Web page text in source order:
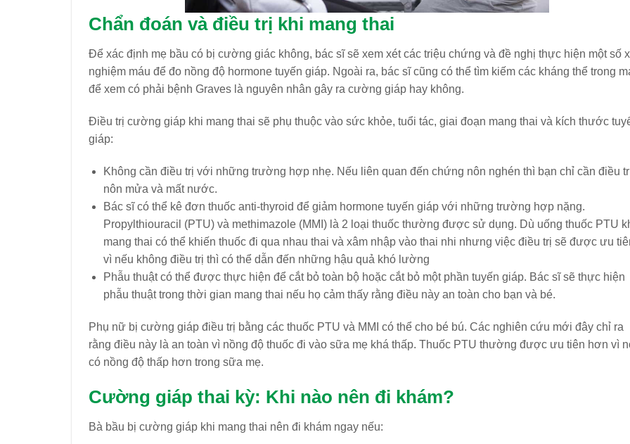
Chẩn đoán và điều trị khi mang thai
Để xác định mẹ bầu có bị cường giác không, bác sĩ sẽ xem xét các triệu chứng và đề nghị thực hiện một số
nghiệm máu để đo nồng độ hormone tuyến giáp. Ngoài ra, bác sĩ cũng có thể tìm kiếm các kháng thể trong
để xem có phải bệnh Graves là nguyên nhân gây ra cường giáp hay không.
Điều trị cường giáp khi mang thai sẽ phụ thuộc vào sức khỏe, tuổi tác, giai đoạn mang thai và kích thước
giáp:
Không cần điều trị với những trường hợp nhẹ. Nếu liên quan đến chứng nôn nghén thì bạn chỉ cần điều
nôn mửa và mất nước.
Bác sĩ có thể kê đơn thuốc anti-thyroid để giảm hormone tuyến giáp với những trường hợp nặng.
Propylthiouracil (PTU) và methimazole (MMI) là 2 loại thuốc thường được sử dụng. Dù uống thuốc PTU
mang thai có thể khiến thuốc đi qua nhau thai và xâm nhập vào thai nhi nhưng việc điều trị sẽ được ưu
vì nếu không điều trị thì có thể dẫn đến những hậu quả khó lường
Phẫu thuật có thể được thực hiện để cắt bỏ toàn bộ hoặc cắt bỏ một phần tuyến giáp. Bác sĩ sẽ thực hiện
phẫu thuật trong thời gian mang thai nếu họ cảm thấy rằng điều này an toàn cho bạn và bé.
Phụ nữ bị cường giáp điều trị bằng các thuốc PTU và MMI có thể cho bé bú. Các nghiên cứu mới đây chỉ ra
rằng điều này là an toàn vì nồng độ thuốc đi vào sữa mẹ khá thấp. Thuốc PTU thường được ưu tiên hơn vì
có nồng độ thấp hơn trong sữa mẹ.
Cường giáp thai kỳ: Khi nào nên đi khám?
Bà bầu bị cường giáp khi mang thai nên đi khám ngay nếu: